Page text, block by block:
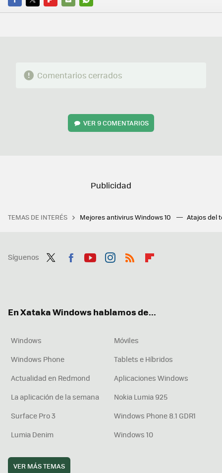
FACEBOOK
TWITTERFLIPBOARD
E-
WHATSAPP
Comentarios cerrados
VER 9 COMENTARIOS
TEMAS DE INTERÉS Mejores antivirus Windows 10 Atajos del
Síguenos
En Xataka Windows hablamos de...
Windows
Móviles
Windows Phone
Tablets e Híbridos
Actualidad en Redmond
Aplicaciones Windows
La aplicación de la semana
Nokia Lumia 925
Surface Pro 3
Windows Phone 8.1 GDR1
Lumia Denim
Windows 10
VER MÁS TEMAS